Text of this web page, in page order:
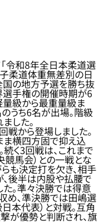
令和8年全日本柔道選
柔道体重無差別の日
国の地方予選を勝ち抜
選手権の開催時期が6
量級から最重量級ま
うち6名が出場。階級
した。
から登場しました。
ま横四方固で抑え込
く3回戦は、これまで
馬会）との一戦とな
も決定打を欠き、相手
後半は内股や払腰で
。準々決勝では得意
め、準決勝では田嶋選
本代表）と対戦。互角
が優勢と判断され、旗